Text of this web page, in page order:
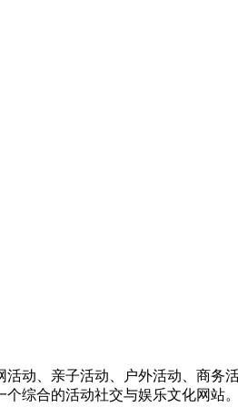
动、亲子活动、户外活动、商务
综合的活动社交与娱乐文化网站。